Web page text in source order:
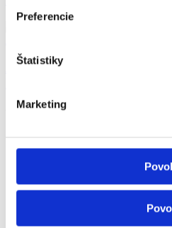
Preferencie
Štatistiky
Marketing
Az idősek kezdetben
© Liga Pre Seniorov 2024
Szociális támogatás
Szabadidős tevékenységek